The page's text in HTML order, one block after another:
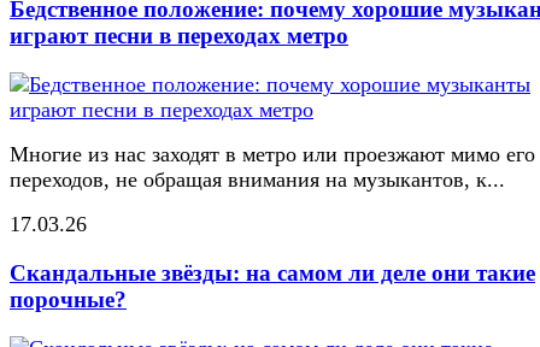
Бедственное положение: почему хорошие
играют песни в переходах метро
Многие из нас заходят в метро или проезжают мимо его
переходов, не обращая внимания на музыкантов, к...
17.03.26
Скандальные звёзды: на самом ли деле они такие
порочные?